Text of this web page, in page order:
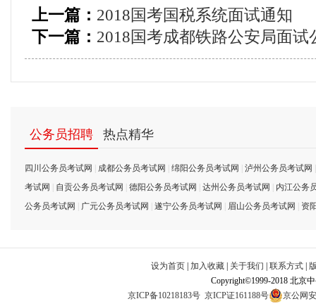
上一篇： 2018国考国税系统面试通知
下一篇： 2018国考成都铁路公安局面试
公务员招聘 热点精华
四川公务员考试网 成都公务员考试网 绵阳公务员考试网 泸州公务员考试网
考试网
自贡公务员考试网 德阳公务员考试网 达州公务员考试网
内江公务
公务员考试网
广元公务员考试网 遂宁公务员考试网 眉山公务员考试网 资
设为首页 加入收藏 关于我们 联系方式
Copyright©1999-2018 北京
京ICP备10218183号 京ICP证161188号 京公网